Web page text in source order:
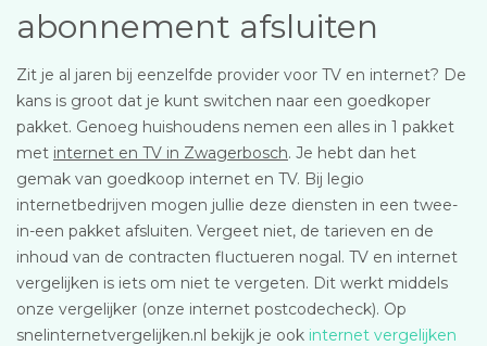
abonnement afsluiten
Zit je al jaren bij eenzelfde provider voor TV en internet? De
kans is groot dat je kunt switchen naar een goedkoper
pakket. Genoeg huishoudens nemen een alles in 1 pakket
met internet en TV in Zwagerbosch. Je hebt dan het
gemak van goedkoop internet en TV. Bij legio
internetbedrijven mogen jullie deze diensten in een twee-
in-een pakket afsluiten. Vergeet niet, de tarieven en de
inhoud van de contracten fluctueren nogal. TV en internet
vergelijken is iets om niet te vergeten. Dit werkt middels
onze vergelijker (onze internet postcodecheck). Op
snelinternetvergelijken.nl bekijk je ook internet vergelijken